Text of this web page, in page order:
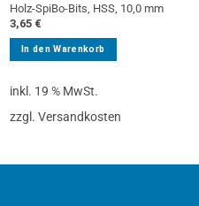
Holz-SpiBo-Bits, HSS, 10,0 mm
3,65 €
In den Warenkorb
inkl. 19 % MwSt.
zzgl. Versandkosten